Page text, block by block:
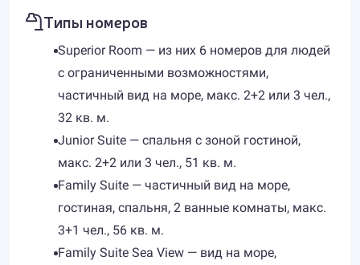
Типы номеров
Superior Room — из них 6 номеров для людей
с ограниченными возможностями,
частичный вид на море, макс. 2+2 или 3 чел.,
32 кв. м.
Junior Suite — спальня с зоной гостиной,
макс. 2+2 или 3 чел., 51 кв. м.
Family Suite — частичный вид на море,
гостиная, спальня, 2 ванные комнаты, макс.
3+1 чел., 56 кв. м.
Family Suite Sea View — вид на море,